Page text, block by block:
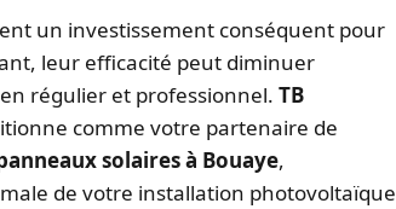
un investissement conséquent pour
leur efficacité peut diminuer
régulier et professionnel. TB
comme votre partenaire de
solaires à Bouaye,
de votre installation photovoltaïque